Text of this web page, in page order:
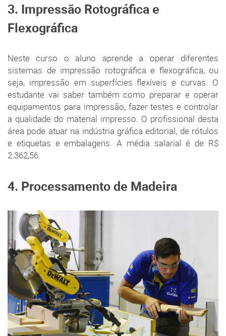
3. Impressão Rotográfica e
Flexográfica
Neste curso o aluno aprende a operar diferentes
sistemas de impressão rotográfica e flexográfica, ou
seja, impressão em superfícies flexíveis e curvas. O
estudante vai saber também como preparar e operar
equipamentos para impressão, fazer testes e controlar
a qualidade do material impresso. O profissional desta
área pode atuar na indústria gráfica editorial, de rótulos
e etiquetas e embalagens. A média salarial é de R$
2.362,56.
4. Processamento de Madeira